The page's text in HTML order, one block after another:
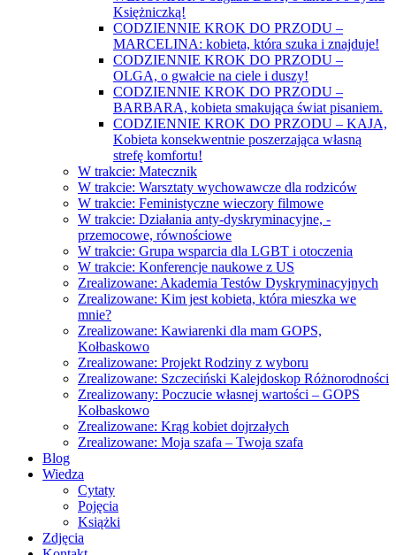
Księżniczką!
CODZIENNIE KROK DO PRZODU –
MARCELINA: kobieta, która szuka i znajduje!
CODZIENNIE KROK DO PRZODU –
OLGA, o gwałcie na ciele i duszy!
CODZIENNIE KROK DO PRZODU –
BARBARA, kobieta smakująca świat pisaniem.
CODZIENNIE KROK DO PRZODU – KAJA,
Kobieta konsekwentnie poszerzająca własną
strefę komfortu!
W trakcie: Matecznik
W trakcie: Warsztaty wychowawcze dla rodziców
W trakcie: Feministyczne wieczory filmowe
W trakcie: Działania anty-dyskryminacyjne, -
przemocowe, równościowe
W trakcie: Grupa wsparcia dla LGBT i otoczenia
W trakcie: Konferencje naukowe z US
Zrealizowane: Akademia Testów Dyskryminacyjnych
Zrealizowane: Kim jest kobieta, która mieszka we
mnie?
Zrealizowane: Kawiarenki dla mam GOPS,
Kołbaskowo
Zrealizowane: Projekt Rodziny z wyboru
Zrealizowane: Szczeciński Kalejdoskop Różnorodności
Zrealizowany: Poczucie własnej wartości – GOPS
Kołbaskowo
Zrealizowane: Krąg kobiet dojrzałych
Zrealizowane: Moja szafa – Twoja szafa
Blog
Wiedza
Cytaty
Pojęcia
Książki
Zdjęcia